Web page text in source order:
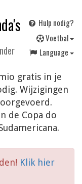
Hulp nodig?
Voetbal
Language
gratis in je
Wijzigingen
de Copa do
Klik hier